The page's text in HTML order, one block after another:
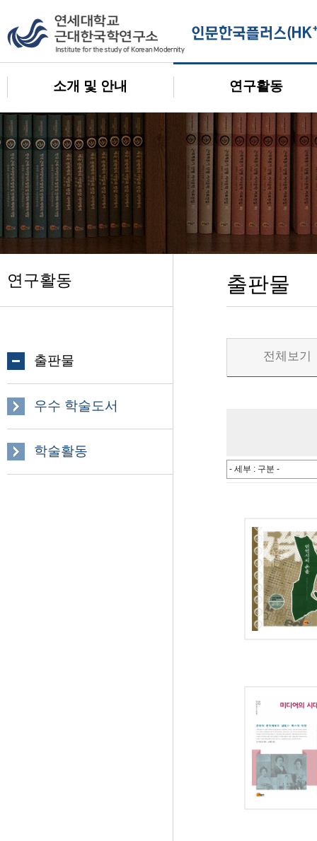
소개 및 안내 연구활동
연구활동
출판물
우수 학술도서
학술활동
출판물
전체보기